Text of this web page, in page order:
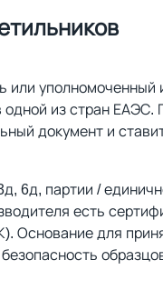
или уполномоченный
из стран ЕАЭС.
документ и
6д, партии /
есть
Основание для